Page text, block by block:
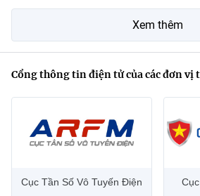
Xem thêm
Cổng thông tin điện tử của các đơn vị
Cục Tần Số Vô Tuyến Điện